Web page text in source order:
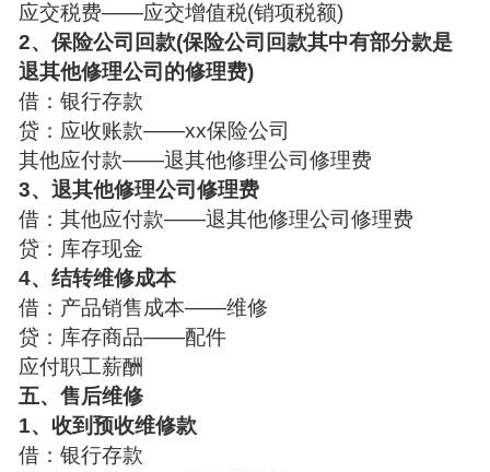
应交税费——应交增值税(销项税额)
2、保险公司回款(保险公司回款其中有部分款是
退其他修理公司的修理费)
借：银行存款
贷：应收账款——xx保险公司
其他应付款——退其他修理公司修理费
3、退其他修理公司修理费
借：其他应付款——退其他修理公司修理费
贷：库存现金
4、结转维修成本
借：产品销售成本——维修
贷：库存商品——配件
应付职工薪酬
五、售后维修
1、收到预收维修款
借：银行存款